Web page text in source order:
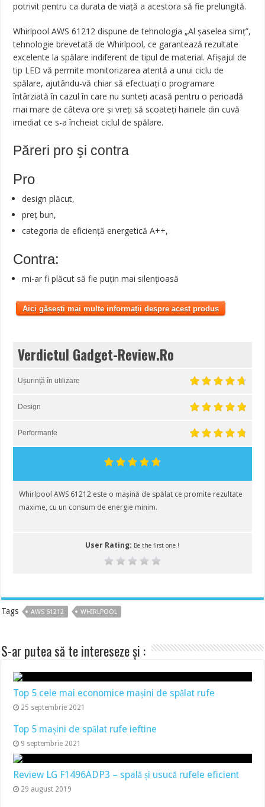
potrivit pentru ca durata de viață a acestora să fie prelungită.
Whirlpool AWS 61212 dispune de tehnologia „Al șaselea simț”,
tehnologie brevetată de Whirlpool, ce garantează rezultate
excelente la spălare indiferent de tipul de material. Afișajul de
tip LED vă permite monitorizarea atentă a unui ciclu de
spălare, ajutându-vă chiar să efectuați o programare
întârziată în cazul în care nu sunteți acasă pentru o perioadă
mai mare de câteva ore și vreți să scoateți hainele din cuvă
imediat ce s-a încheiat ciclul de spălare.
Păreri pro şi contra
Pro
design plăcut,
preț bun,
categoria de eficiență energetică A++,
Contra:
mi-ar fi plăcut să fie puțin mai silențioasă
Aici găsești mai multe informații despre acest produs
Verdictul Gadget-Review.Ro
Ușurință în utilizare
Design
Performanțe
Whirlpool AWS 61212 este o mașină de spălat ce promite rezultate
maxime, cu un consum de energie minim.
User Rating: Be the first one !
Tags AWS 61212 WHIRLPOOL
S-ar putea să te intereseze și :
Top 5 cele mai economice mașini de spălat rufe
25 septembrie 2021
Top 5 mașini de spălat rufe ieftine
9 septembrie 2021
Review LG F1496ADP3 – spală și usucă rufele eficient
29 august 2019